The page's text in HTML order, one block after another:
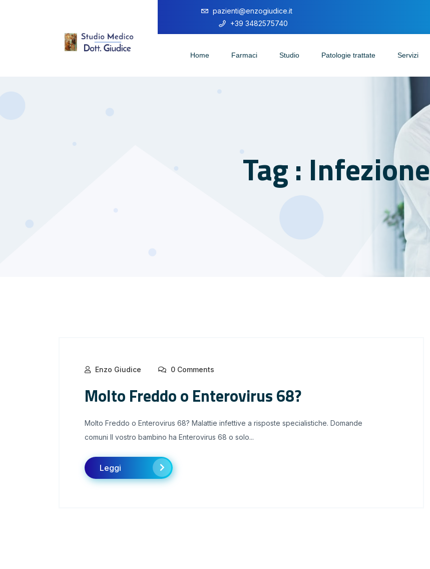
pazienti@enzogiudice.it
+39 3482575740
Home Farmaci Studio Patologie trattate Servizi
Tag : Infezione
Enzo Giudice 0 Comments
Molto Freddo o Enterovirus 68?
Molto Freddo o Enterovirus 68? Malattie infettive a risposte specialistiche. Domande
comuni Il vostro bambino ha Enterovirus 68 o solo...
Leggi